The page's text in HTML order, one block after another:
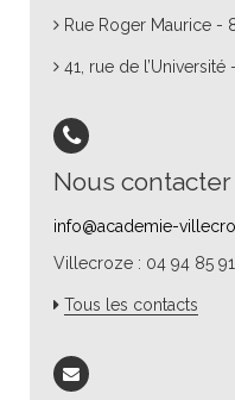
Rue Roger Maurice -
41, rue de l’Université
Nous contacter
info@academie-
Villecroze : 04 94 85
Tous les contacts